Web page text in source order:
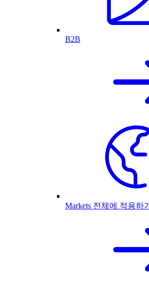
B2B
Markets 전체에 적용하기